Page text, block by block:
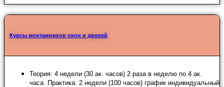
Курсы монтажников окон и дверей
Теория: 4 недели (30 ак. часов) 2 раза в неделю по 4 ак.
часа. Практика: 2 недели (100 часов) график индивидуальный